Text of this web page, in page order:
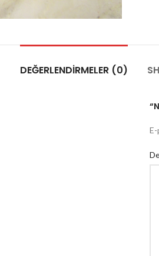
DEĞERLENDIRMELER (0)
E-